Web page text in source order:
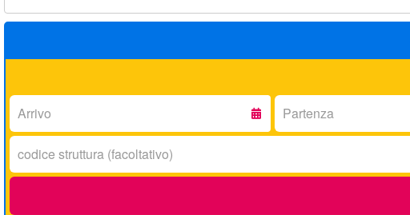
Arrivo:
Partenza:
Codice
struttura: